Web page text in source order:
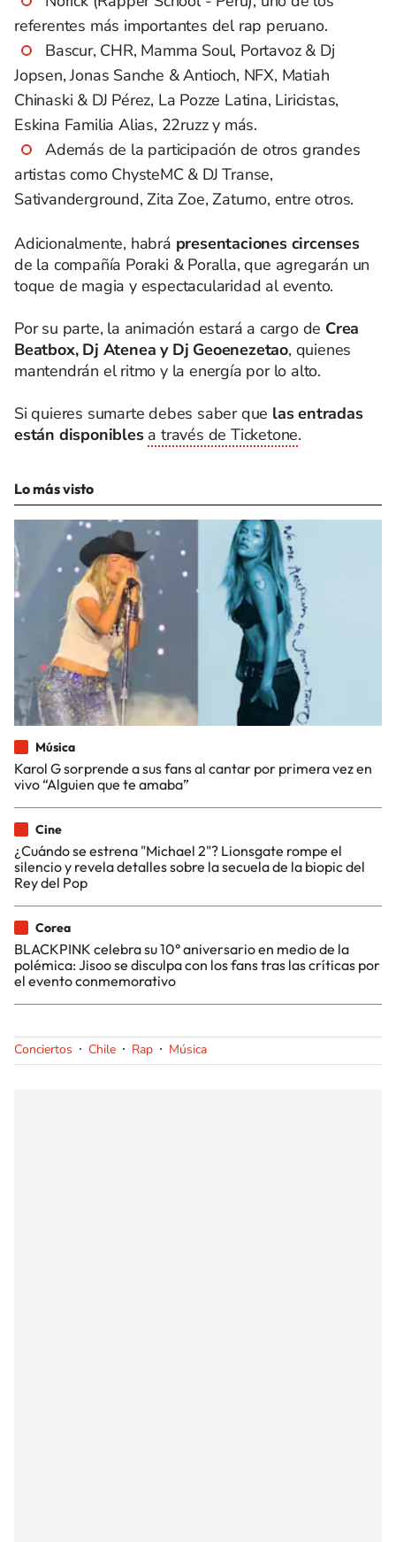
referentes más importantes del rap peruano.
Bascur, CHR, Mamma Soul, Portavoz & Dj
Jopsen, Jonas Sanche & Antioch, NFX, Matiah
Chinaski & DJ Pérez, La Pozze Latina, Liricistas,
Eskina Familia Alias, 22ruzz y más.
Además de la participación de otros grandes
artistas como ChysteMC & DJ Transe,
Sativanderground, Zita Zoe, Zaturno, entre otros.
Adicionalmente, habrá presentaciones circenses
de la compañía Poraki & Poralla, que agregarán un
toque de magia y espectacularidad al evento.
Por su parte, la animación estará a cargo de Crea
Beatbox, Dj Atenea y Dj Geoenezetao, quienes
mantendrán el ritmo y la energía por lo alto.
Si quieres sumarte debes saber que las entradas
están disponibles a través de Ticketone.
Lo más visto
Música
Karol G sorprende a sus fans al cantar por primera vez en
vivo “Alguien que te amaba”
Cine
¿Cuándo se estrena "Michael 2"? Lionsgate rompe el
silencio y revela detalles sobre la secuela de la biopic del
Rey del Pop
Corea
BLACKPINK celebra su 10° aniversario en medio de la
polémica: Jisoo se disculpa con los fans tras las críticas por
el evento conmemorativo
Conciertos Chile Rap Música